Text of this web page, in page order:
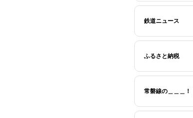
鉄道ニュース
ふるさと納税
常磐線の＿＿＿